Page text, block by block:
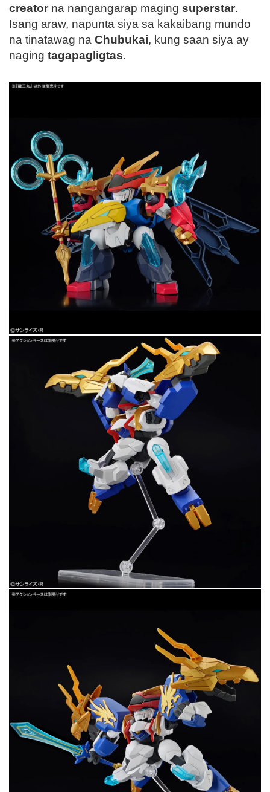
creator na nangangarap maging superstar.
Isang araw, napunta siya sa kakaibang mundo
na tinatawag na Chubukai, kung saan siya ay
naging tagapagligtas.